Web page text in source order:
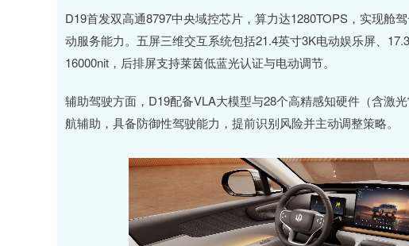
D19首发双高通8797中央域控芯片，算力达1280TOPS，实现舱
动服务能力。五屏三维交互系统包括21.4英寸3K电动娱乐屏、
16000nit，后排屏支持莱茵低蓝光认证与电动调节。
辅助驾驶方面，D19配备VLA大模型与28个高精感知硬件（含激
航辅助，具备防御性驾驶能力，提前识别风险并主动调整策略。